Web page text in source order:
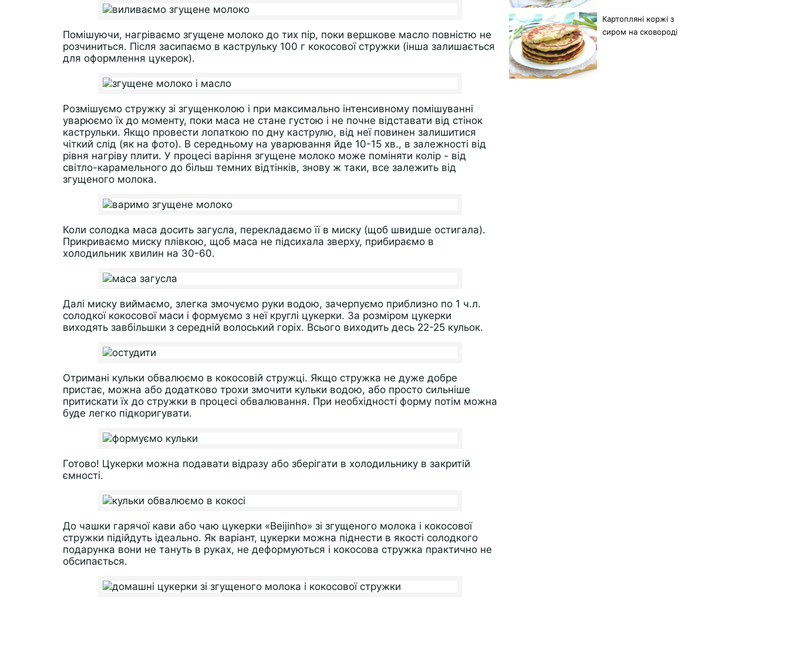
Помішуючи, нагріваємо згущене молоко до тих пір, поки вершкове масло повністю не
розчиниться. Після засипаємо в каструльку 100 г кокосової стружки (інша залишається
для оформлення цукерок).
Розмішуємо стружку зі згущенколою і при максимально інтенсивному помішуванні
уварюємо їх до моменту, поки маса не стане густою і не почне відставати від стінок
каструльки. Якщо провести лопаткою по дну каструлю, від неї повинен залишитися
чіткий слід (як на фото). В середньому на уварювання йде 10-15 хв., в залежності від
рівня нагріву плити. У процесі варіння згущене молоко може поміняти колір - від
світло-карамельного до більш темних відтінків, знову ж таки, все залежить від
згущеного молока.
Коли солодка маса досить загусла, перекладаємо її в миску (щоб швидше остигала).
Прикриваємо миску плівкою, щоб маса не підсихала зверху, прибираємо в
холодильник хвилин на 30-60.
Далі миску виймаємо, злегка змочуємо руки водою, зачерпуємо приблизно по 1 ч.л.
солодкої кокосової маси і формуємо з неї круглі цукерки. За розміром цукерки
виходять завбільшки з середній волоський горіх. Всього виходить десь 22-25 кульок.
Отримані кульки обвалюємо в кокосовій стружці. Якщо стружка не дуже добре
пристає, можна або додатково трохи змочити кульки водою, або просто сильніше
притискати їх до стружки в процесі обвалювання. При необхідності форму потім можна
буде легко підкоригувати.
Готово! Цукерки можна подавати відразу або зберігати в холодильнику в закритій
ємності.
До чашки гарячої кави або чаю цукерки «Beijinho» зі згущеного молока і кокосової
стружки підійдуть ідеально. Як варіант, цукерки можна піднести в якості солодкого
подарунка вони не тануть в руках, не деформуються і кокосова стружка практично не
обсипається.
Картопляні коржі з
сиром на сковороді